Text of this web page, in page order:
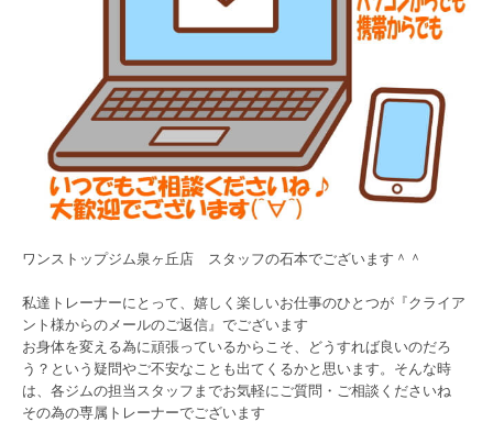
ワンストップジム泉ヶ丘店 スタッフの石本でございます＾＾
私達トレーナーにとって、嬉しく楽しいお仕事のひとつが『クライア
ント様からのメールのご返信』でございます
お身体を変える為に頑張っているからこそ、どうすれば良いのだろ
う？という疑問やご不安なことも出てくるかと思います。そんな時
は、各ジムの担当スタッフまでお気軽にご質問・ご相談くださいね
その為の専属トレーナーでございます